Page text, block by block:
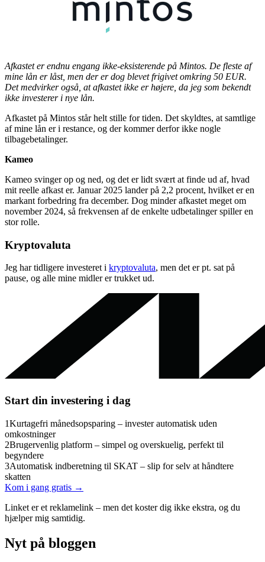
Afkastet er endnu engang ikke-eksisterende på Mintos. De fleste af
mine lån er låst, men der er dog blevet frigivet omkring 50 EUR.
Det medvirker også, at afkastet ikke er højere, da jeg som bekendt
ikke investerer i nye lån.
Afkastet på Mintos står helt stille for tiden. Det skyldtes, at samtlige
af mine lån er i restance, og der kommer derfor ikke nogle
tilbagebetalinger.
Kameo
Kameo svinger op og ned, og det er lidt svært at finde ud af, hvad
mit reelle afkast er. Januar 2025 lander på 2,2 procent, hvilket er en
markant forbedring fra december. Dog minder afkastet meget om
november 2024, så frekvensen af de enkelte udbetalinger spiller en
stor rolle.
Kryptovaluta
Jeg har tidligere investeret i kryptovaluta, men det er pt. sat på
pause, og alle mine midler er trukket ud.
Start din investering i dag
1Kurtagefri månedsopsparing – invester automatisk uden
omkostninger
2Brugervenlig platform – simpel og overskuelig, perfekt til
begyndere
3Automatisk indberetning til SKAT – slip for selv at håndtere
skatten
Kom i gang gratis →
Linket er et reklamelink – men det koster dig ikke ekstra, og du
hjælper mig samtidig.
Nyt på bloggen